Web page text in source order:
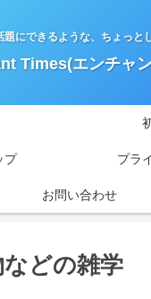
題にできるような、ちょっと
Times(エンチャ
プ プラ
お問い合わせ
どの雑学